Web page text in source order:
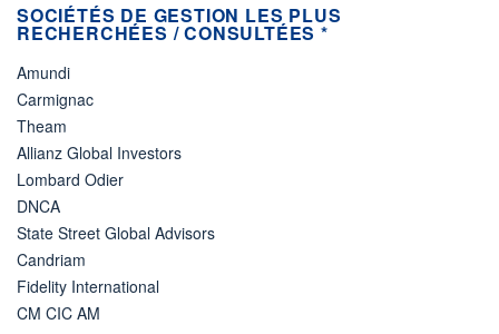
SOCIÉTÉS DE GESTION LES PLUS
RECHERCHÉES / CONSULTÉES *
Amundi
Carmignac
Theam
Allianz Global Investors
Lombard Odier
DNCA
State Street Global Advisors
Candriam
Fidelity International
CM CIC AM